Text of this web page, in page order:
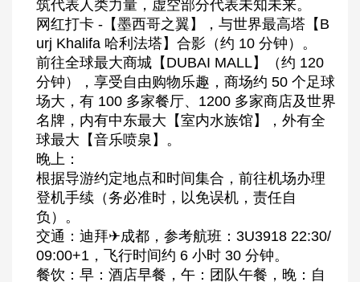
筑代表人类力量，虚空部分代表未知未来。
网红打卡 -【墨西哥之翼】，与世界最高塔【B
urj Khalifa 哈利法塔】合影（约 10 分钟）。
前往全球最大商城【DUBAI MALL】（约 120
分钟），享受自由购物乐趣，商场约 50 个足球
场大，有 100 多家餐厅、1200 多家商店及世界
名牌，内有中东最大【室内水族馆】，外有全
球最大【音乐喷泉】。
晚上：
根据导游约定地点和时间集合，前往机场办理
登机手续（务必准时，以免误机，责任自
负）。
交通：迪拜✈成都，参考航班：3U3918 22:30/
09:00+1，飞行时间约 6 小时 30 分钟。
餐饮：早：酒店早餐，午：团队午餐，晚：自